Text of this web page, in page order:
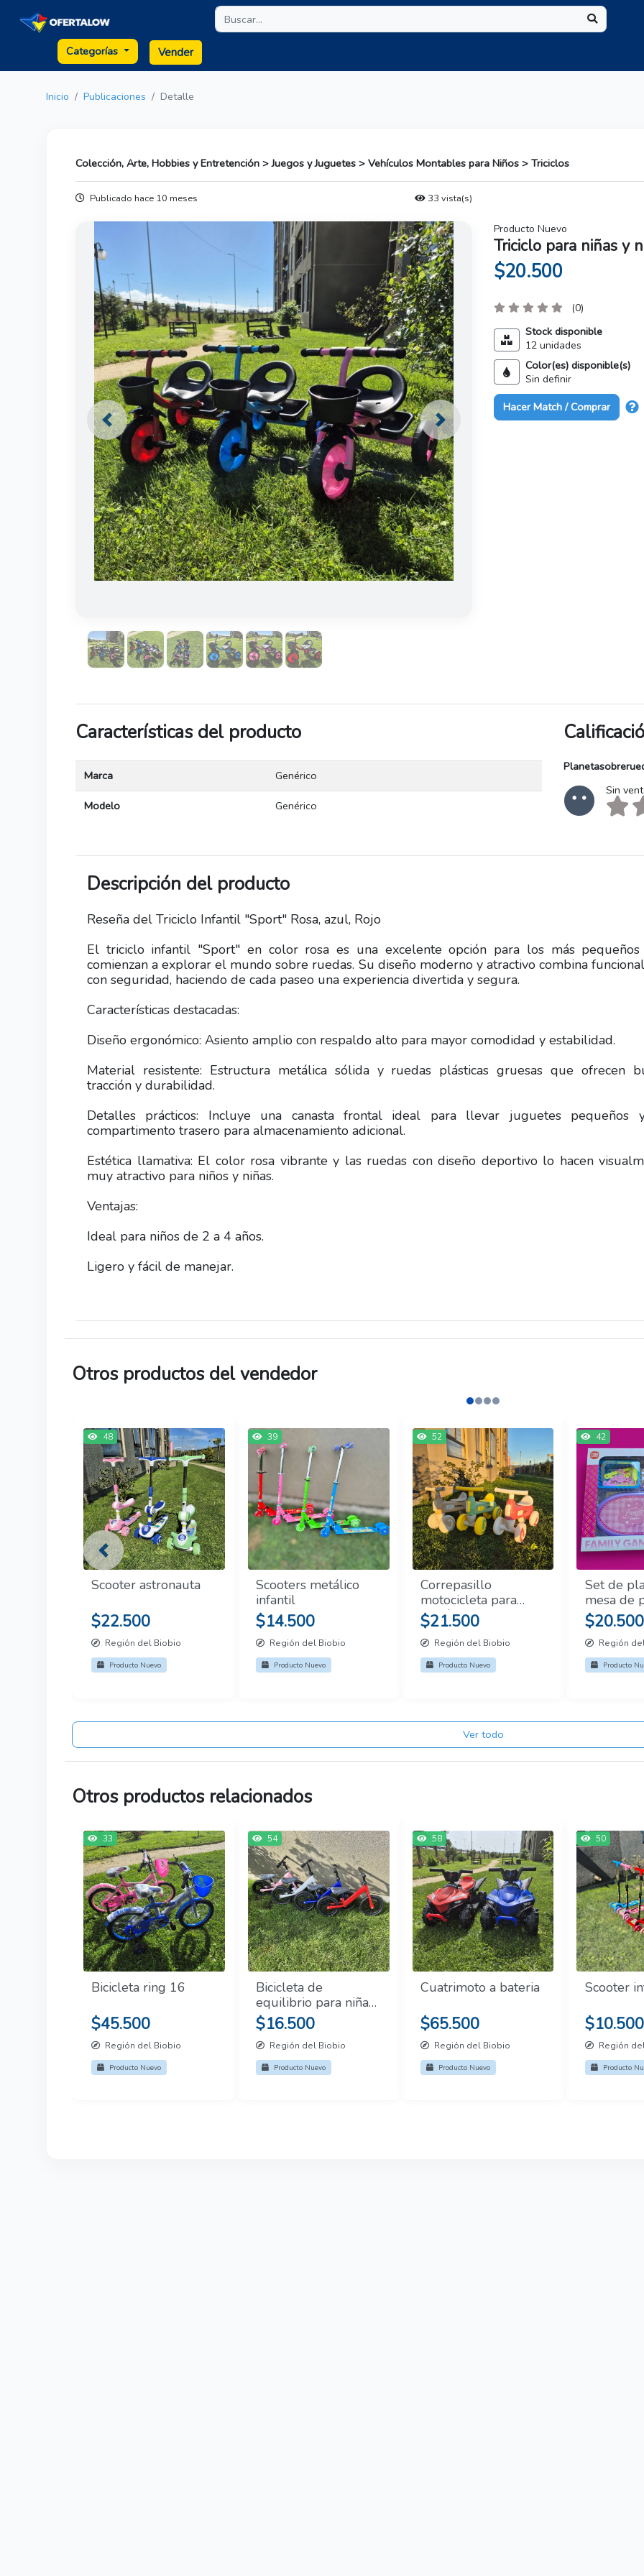
Categorías Vender
Inicio Publicaciones Detalle
Colección, Arte, Hobbies y Entretención > Juegos y Juguetes > Vehículos Montables para Niños > Triciclos
Publicado hace 10 meses 33 vista(s)
Previous Next
Producto Nuevo
Triciclo para niñas y
$20.500
(0)
Stock disponible
12 unidades
Color(es) disponible(s)
Sin definir
Hacer Match / Comprar
Características del producto
Marca Genérico
Modelo Genérico
Sin
Descripción del producto
Reseña del Triciclo Infantil "Sport" Rosa, azul, Rojo
El triciclo infantil "Sport" en color rosa es una excelente opción para los más
comienzan a explorar el mundo sobre ruedas. Su diseño moderno y atractivo combina
con seguridad, haciendo de cada paseo una experiencia divertida y segura.
Características destacadas:
Diseño ergonómico: Asiento amplio con respaldo alto para mayor comodidad y estabilidad.
Material resistente: Estructura metálica sólida y ruedas plásticas gruesas que ofrecen
tracción y durabilidad.
Detalles prácticos: Incluye una canasta frontal ideal para llevar juguetes pequeños
compartimento trasero para almacenamiento adicional.
Estética llamativa: El color rosa vibrante y las ruedas con diseño deportivo lo hacen
muy atractivo para niños y niñas.
Ventajas:
Ideal para niños de 2 a 4 años.
Ligero y fácil de manejar.
Otros productos del vendedor
48
Scooter astronauta
$22.500
Región del Biobio
Producto Nuevo
39
Scooters metálico
infantil
$14.500
Región del Biobio
Producto Nuevo
52
Correpasillo
motocicleta para
bebés
$21.500
Región del Biobio
Producto Nuevo
42
Set de
mesa de
juguete
$20.500
Región
Producto
Previous
Ver todo
Otros productos relacionados
33
Bicicleta ring 16
$45.500
Región del Biobio
Producto Nuevo
54
Bicicleta de
equilibrio para niñas
y niños
$16.500
Región del Biobio
Producto Nuevo
58
Cuatrimoto a bateria
$65.500
Región del Biobio
Producto Nuevo
50
Scooter
$10.500
Región
Producto